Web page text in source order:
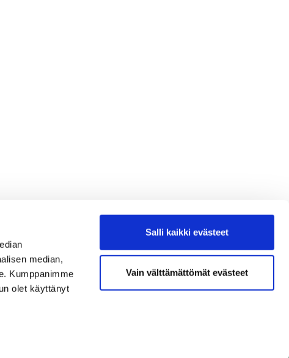
median,
Kumppanimme
olet käyttänyt
Salli kaikki evästeet
Vain välttämättömät evästeet